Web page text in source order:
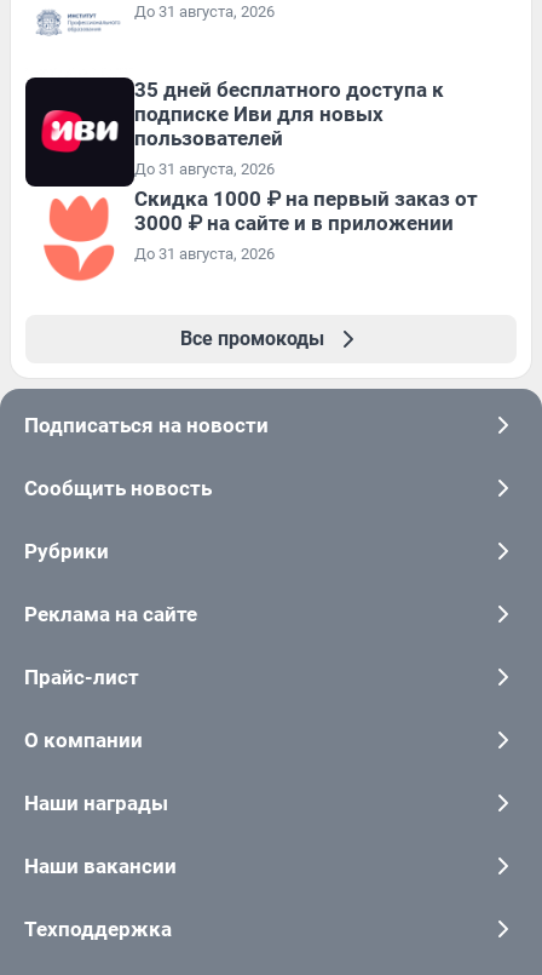
До 31 августа, 2026
35 дней бесплатного доступа к
подписке Иви для новых
пользователей
До 31 августа, 2026
Скидка 1000 ₽ на первый заказ от
3000 ₽ на сайте и в приложении
До 31 августа, 2026
Все промокоды
Подписаться на новости
Сообщить новость
Рубрики
Реклама на сайте
Прайс-лист
О компании
Наши награды
Наши вакансии
Техподдержка